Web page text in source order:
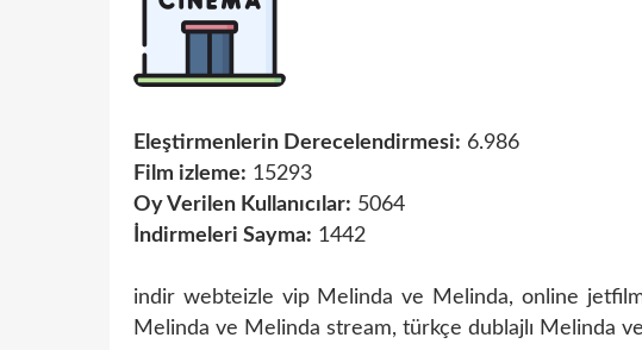
Eleştirmenlerin Derecelendirmesi: 6.986
Film izleme: 15293
Oy Verilen Kullanıcılar: 5064
İndirmeleri Sayma: 1442
indir webteizle vip Melinda ve Melinda, online
Melinda ve Melinda stream, türkçe dublajlı Melinda